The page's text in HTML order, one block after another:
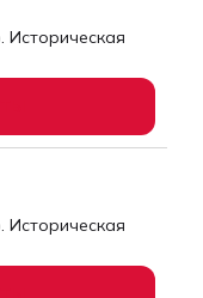
Историческая
Историческая